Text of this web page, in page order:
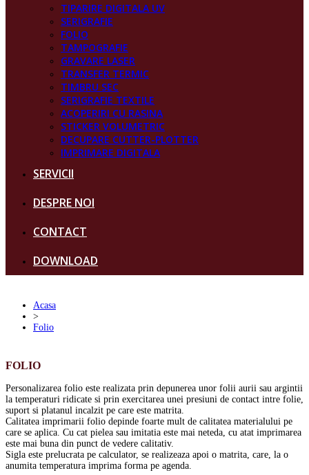
TIPARIRE DIGITALA UV
SERIGRAFIE
FOLIO
TAMPOGRAFIE
GRAVARE LASER
TRANSFER TERMIC
TIMBRU SEC
SERIGRAFIE TEXTILE
ACOPERIRI CU RASINA
STICKER VOLUMETRIC
DECUPARE CUTTER-PLOTTER
IMPRIMARE DIGITALA
SERVICII
DESPRE NOI
CONTACT
DOWNLOAD
Acasa
>
Folio
FOLIO
Personalizarea folio este realizata prin depunerea unor folii aurii sau argintii
la temperaturi ridicate si prin exercitarea unei presiuni de contact intre folie,
suport si platanul incalzit pe care este matrita.
Calitatea imprimarii folio depinde foarte mult de calitatea materialului pe
care se aplica. Cu cat pielea sau imitatia este mai neteda, cu atat imprimarea
este mai buna din punct de vedere calitativ.
Sigla este prelucrata pe calculator, se realizeaza apoi o matrita, care, la o
anumita temperatura imprima forma pe agenda.